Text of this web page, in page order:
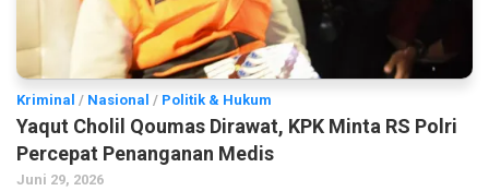
Kriminal / Nasional / Politik & Hukum
Yaqut Cholil Qoumas Dirawat, KPK Minta RS Polri
Percepat Penanganan Medis
Juni 29, 2026